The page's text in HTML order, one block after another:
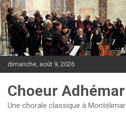
Aller
au
contenu
dimanche, août 9, 2026
Choeur Adhémar
Une chorale classique à Montélimar